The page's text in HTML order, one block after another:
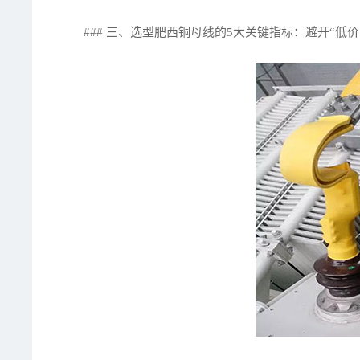
### 三、选型肥西铜母线的5大关键指标：避开“低